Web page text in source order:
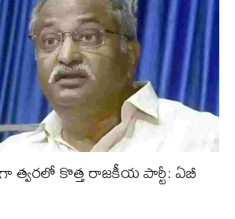
త్వరలో కొత్త రాజకీయ పార్టీ: ఏబీ